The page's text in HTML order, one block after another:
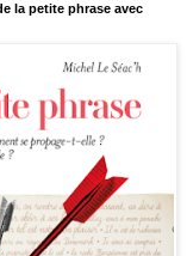
la petite phrase avec